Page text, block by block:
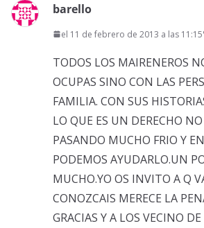
barello
el 11 de febrero de 2013 a las 11:15
TODOS LOS MAIRENEROS
OCUPAS SINO CON LAS
FAMILIA. CON SUS
LO QUE ES UN DERECHO
PASANDO MUCHO FRIO Y
PODEMOS AYUDARLO.UN
MUCHO.YO OS INVITO A Q
CONOZCAIS MERECE LA
GRACIAS Y A LOS VECINO